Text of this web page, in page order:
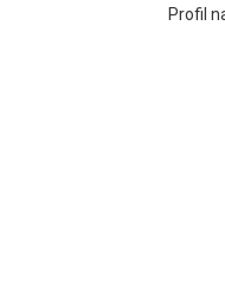
Profil